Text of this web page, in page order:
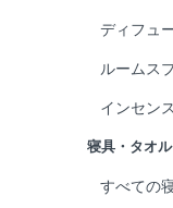
ディフュ
ルームス
インセン
寝具・タオル
すべての